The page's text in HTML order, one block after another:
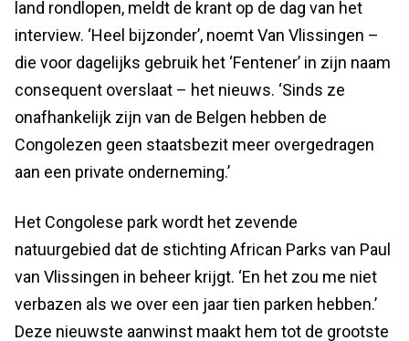
land rondlopen, meldt de krant op de dag van het
interview. ‘Heel bijzonder’, noemt Van Vlissingen –
die voor dagelijks gebruik het ‘Fentener’ in zijn naam
consequent overslaat – het nieuws. ‘Sinds ze
onafhankelijk zijn van de Belgen hebben de
Congolezen geen staatsbezit meer overgedragen
aan een private onderneming.’
Het Congolese park wordt het zevende
natuurgebied dat de stichting African Parks van Paul
van Vlissingen in beheer krijgt. ‘En het zou me niet
verbazen als we over een jaar tien parken hebben.’
Deze nieuwste aanwinst maakt hem tot de grootste